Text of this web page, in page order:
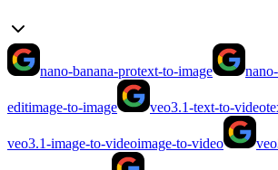
nano-banana-protext-to-image
editimage-to-image veo3.1-text-to-video
veo3.1-image-to-videoimage-to-video